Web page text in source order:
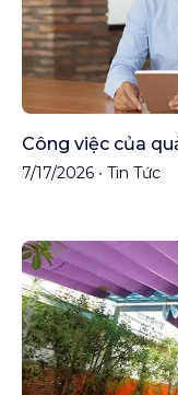
Công việc của
7/17/2026 • Tin Tức